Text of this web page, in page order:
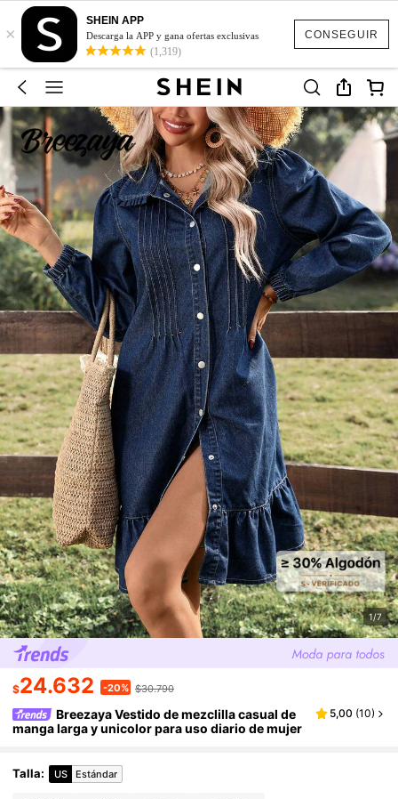
CONSEGUIR
×
SHEIN APP
Descarga la APP y gana ofertas exclusivas
(1,319)
1/7
$24.632 -20% $30.790
Breezaya Vestido de mezclilla casual de
manga larga y unicolor para uso diario de mujer
5,00 (10)
Talla: US Estándar